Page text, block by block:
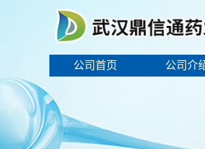
公司首页 公司介